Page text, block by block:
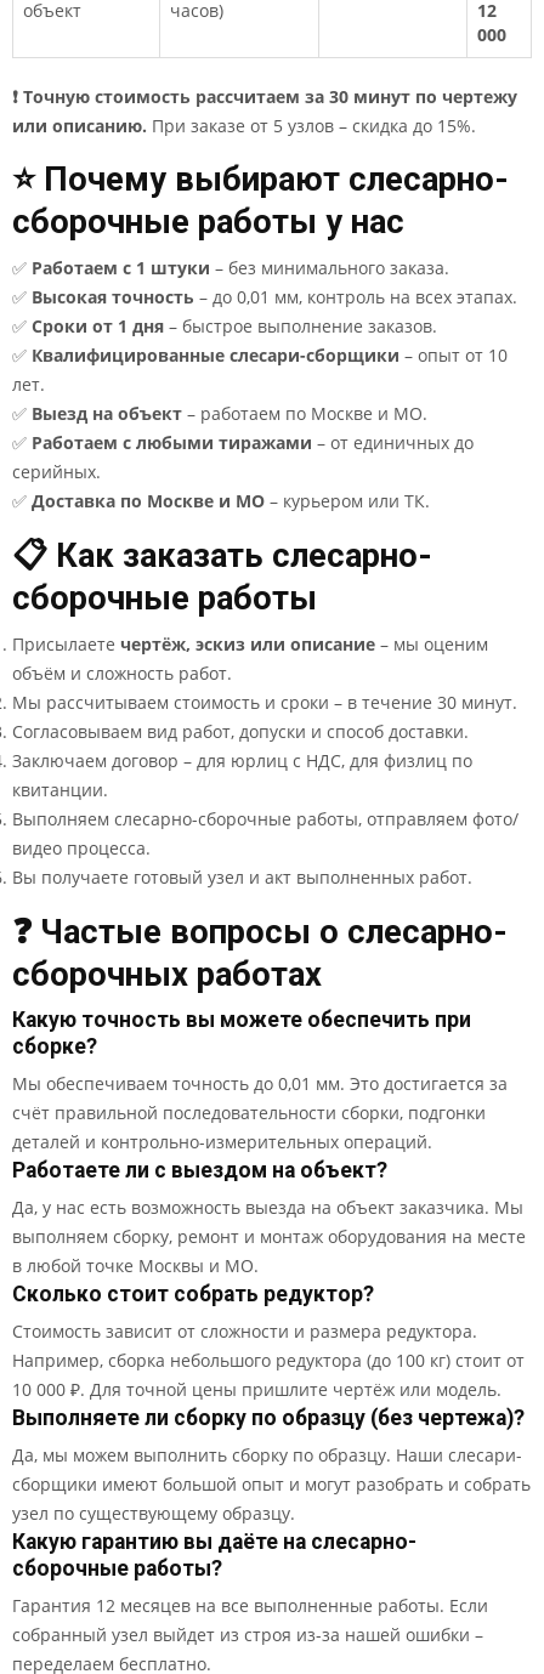
объект часов)
12
000
❗ Точную стоимость рассчитаем за 30 минут по чертежу
или описанию. При заказе от 5 узлов – скидка до 15%.
⭐ Почему выбирают слесарно-
сборочные работы у нас
✅ Работаем с 1 штуки – без минимального заказа.
✅ Высокая точность – до 0,01 мм, контроль на всех этапах.
✅ Сроки от 1 дня – быстрое выполнение заказов.
✅ Квалифицированные слесари-сборщики – опыт от 10
лет.
✅ Выезд на объект – работаем по Москве и МО.
✅ Работаем с любыми тиражами – от единичных до
серийных.
✅ Доставка по Москве и МО – курьером или ТК.
📋 Как заказать слесарно-
сборочные работы
Присылаете чертёж, эскиз или описание – мы оценим
объём и сложность работ.
Мы рассчитываем стоимость и сроки – в течение 30 минут.
Согласовываем вид работ, допуски и способ доставки.
Заключаем договор – для юрлиц с НДС, для физлиц по
квитанции.
Выполняем слесарно-сборочные работы, отправляем фото/
видео процесса.
Вы получаете готовый узел и акт выполненных работ.
❓ Частые вопросы о слесарно-
сборочных работах
Какую точность вы можете обеспечить при
сборке?
Мы обеспечиваем точность до 0,01 мм. Это достигается за
счёт правильной последовательности сборки, подгонки
деталей и контрольно-измерительных операций.
Работаете ли с выездом на объект?
Да, у нас есть возможность выезда на объект заказчика. Мы
выполняем сборку, ремонт и монтаж оборудования на месте
в любой точке Москвы и МО.
Сколько стоит собрать редуктор?
Стоимость зависит от сложности и размера редуктора.
Например, сборка небольшого редуктора (до 100 кг) стоит от
10 000 ₽. Для точной цены пришлите чертёж или модель.
Выполняете ли сборку по образцу (без чертежа)?
Да, мы можем выполнить сборку по образцу. Наши слесари-
сборщики имеют большой опыт и могут разобрать и собрать
узел по существующему образцу.
Какую гарантию вы даёте на слесарно-
сборочные работы?
Гарантия 12 месяцев на все выполненные работы. Если
собранный узел выйдет из строя из-за нашей ошибки –
переделаем бесплатно.